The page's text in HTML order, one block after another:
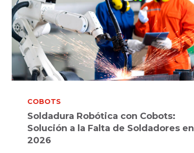
EFICIENTE
2026
COBOTS
Soldadura Robótica con Cobots:
Solución a la Falta de Soldadores en
2026